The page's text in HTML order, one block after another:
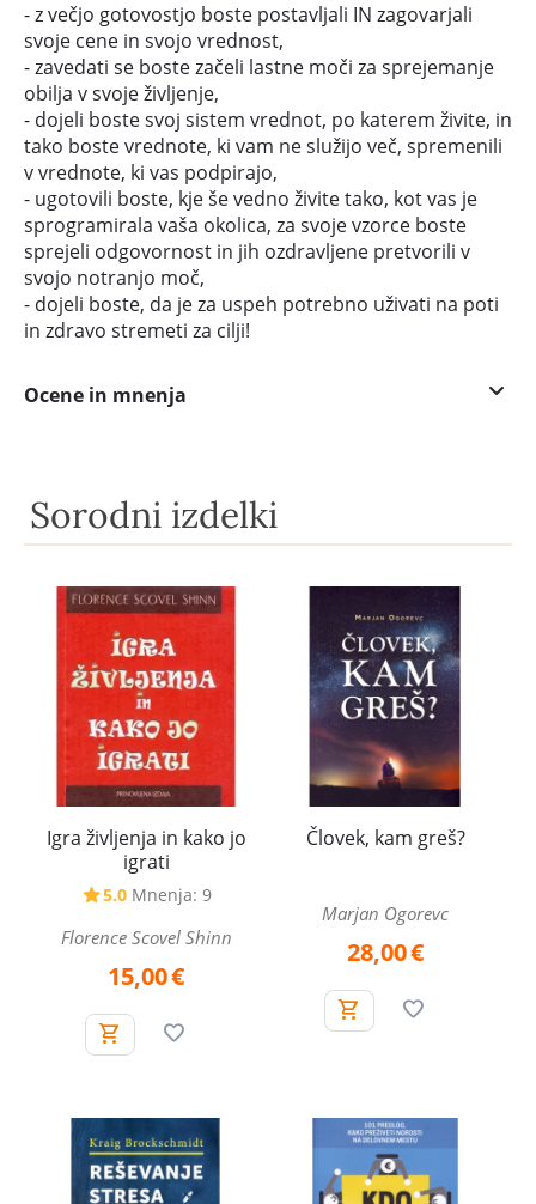
- z večjo gotovostjo boste postavljali IN zagovarjali
svoje cene in svojo vrednost,
- zavedati se boste začeli lastne moči za sprejemanje
obilja v svoje življenje,
- dojeli boste svoj sistem vrednot, po katerem živite, in
tako boste vrednote, ki vam ne služijo več, spremenili
v vrednote, ki vas podpirajo,
- ugotovili boste, kje še vedno živite tako, kot vas je
sprogramirala vaša okolica, za svoje vzorce boste
sprejeli odgovornost in jih ozdravljene pretvorili v
svojo notranjo moč,
- dojeli boste, da je za uspeh potrebno uživati na poti
in zdravo stremeti za cilji!
Ocene in mnenja
Sorodni izdelki
Igra življenja in kako jo
igrati
5.0 Mnenja: 9
Florence Scovel Shinn
15,00€
Človek, kam greš?
Marjan Ogorevc
28,00€